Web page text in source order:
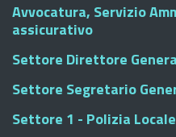
Avvocatura, Servizio
assicurativo
Settore Direttore
Settore Segretario
Settore 1 - Polizia Locale